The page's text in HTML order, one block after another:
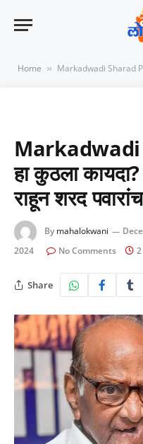
Home » Markadwadi Sharad Pawar |
हा कुठला
राहून शरद
By mahalokwani
2024
No Comments
Share